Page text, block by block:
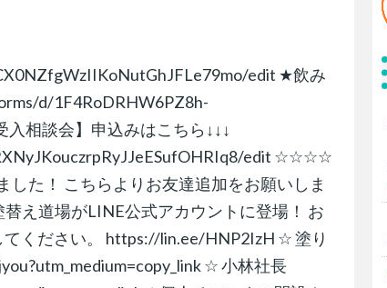
edit ★飲み
d/1F4RoDRHW6PZ8h-
相談会】申込みはこちら↓↓↓
edit ☆☆☆☆
た！ こちらよりお友達追加をお願いしま
道場がLINE公式アカウントに登場！ お
ください。 https://lin.ee/HNP2IzH ☆ 塗り
☆ 小林社長